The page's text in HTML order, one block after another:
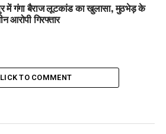
में गंगा बैराज लूटकांड का खुलासा, मुठभेड़ के
आरोपी गिरफ्तार
TO COMMENT